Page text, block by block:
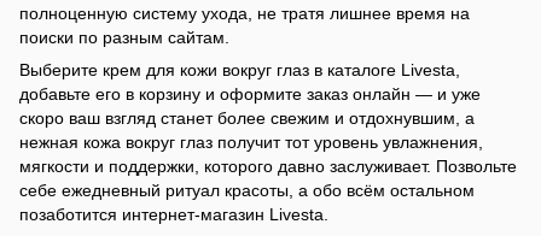
полноценную систему ухода, не тратя лишнее время на
поиски по разным сайтам.
Выберите крем для кожи вокруг глаз в каталоге Livesta,
добавьте его в корзину и оформите заказ онлайн — и уже
скоро ваш взгляд станет более свежим и отдохнувшим, а
нежная кожа вокруг глаз получит тот уровень увлажнения,
мягкости и поддержки, которого давно заслуживает. Позвольте
себе ежедневный ритуал красоты, а обо всём остальном
позаботится интернет-магазин Livesta.